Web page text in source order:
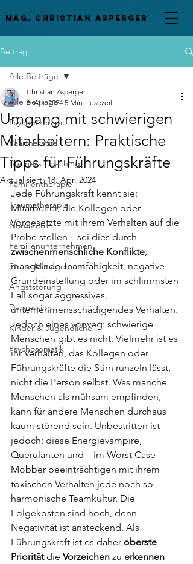
mag. Christian asperger
Beitrag
Alle Beiträge
Psychotherapie
Paartherapie
Business Coaching
Familientherapie
Traumatherapie
Nordstern
Familienunternehmen
Stress Management
Angststörung
Depression
Kinder & Jugendliche
Psychosomatik
Alle Beiträge
Umgang mit schwierigen
Mitarbeitern: Praktische
Tipps für Führungskräfte
Christian Asperger
6. Apr. 2024 5 Min. Lesezeit
Aktualisiert: 18. Apr. 2024
Jede Führungskraft kennt sie:
Mitarbeiter, die Kollegen oder
Vorgesetzte mit ihrem Verhalten auf die
Probe stellen – sei dies durch
zwischenmenschliche Konflikte,
mangelnde Teamfähigkeit, negative
Grundeinstellung oder im schlimmsten
Fall sogar aggressives,
unternehmensschädigendes Verhalten.
Jedoch eines vorweg: schwierige
Menschen gibt es nicht. Vielmehr ist es
ihr Verhalten, das Kollegen oder
Führungskräfte die Stirn runzeln lässt,
nicht die Person selbst. Was manche
Menschen als mühsam empfinden,
kann für andere Menschen durchaus
kaum störend sein. Unbestritten ist
jedoch: diese Energievampire,
Querulanten und – im Worst Case –
Mobber beeinträchtigen mit ihrem
toxischen Verhalten jede noch so
harmonische Teamkultur. Die
Folgekosten sind hoch, denn
Negativität ist ansteckend. Als
Führungskraft ist es daher oberste
Priorität die Vorzeichen zu erkennen